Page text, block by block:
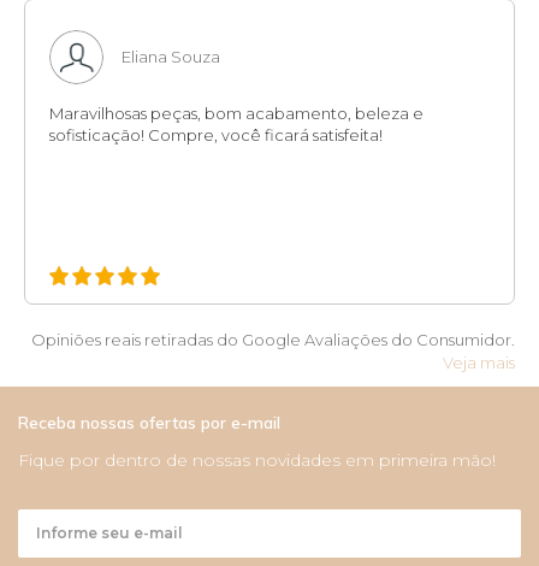
Eliana Souza
Maravilhosas peças, bom acabamento, beleza e
sofisticação! Compre, você ficará satisfeita!
Opiniões reais retiradas do Google Avaliações do Consumidor.
Veja mais
Receba nossas ofertas por e-mail
Fique por dentro de nossas novidades em primeira mão!